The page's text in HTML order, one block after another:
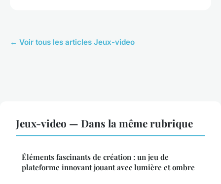
← Voir tous les articles Jeux-video
Jeux-video — Dans la même rubrique
Éléments fascinants de création : un jeu de
plateforme innovant jouant avec lumière et ombre